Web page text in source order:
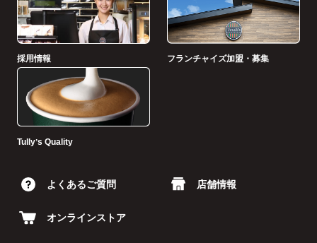
採用情報 フランチャイズ加盟・募集
Tullyʼs Quality
よくあるご質問 店舗情報
オンラインストア